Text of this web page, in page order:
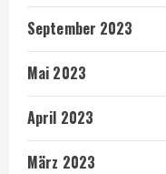
September 2023
Mai 2023
April 2023
März 2023